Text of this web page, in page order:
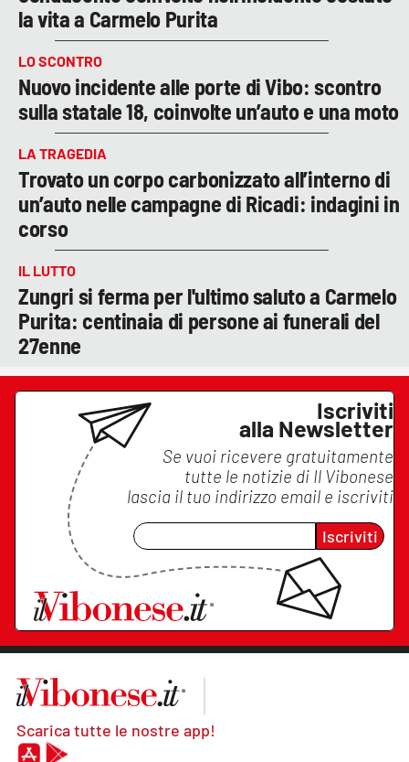
la vita a Carmelo Purita
LO SCONTRO
Nuovo incidente alle porte di Vibo: scontro
sulla statale 18, coinvolte un’auto e una moto
LA TRAGEDIA
Trovato un corpo carbonizzato all’interno di
un’auto nelle campagne di Ricadi: indagini in
corso
IL LUTTO
Zungri si ferma per l'ultimo saluto a Carmelo
Purita: centinaia di persone ai funerali del
27enne
Iscriviti
alla Newsletter
Se vuoi ricevere gratuitamente
tutte le notizie di Il Vibonese
lascia il tuo indirizzo email e iscriviti
Iscriviti
Scarica tutte le nostre app!